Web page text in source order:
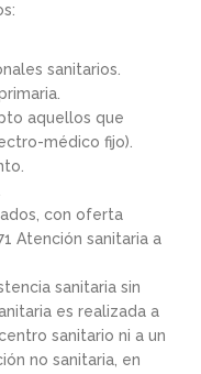
sanitarios.
aquellos que
médico fijo).
con oferta
Atención sanitaria a
sanitaria sin
es realizada a
sanitario ni a un
no sanitaria, en